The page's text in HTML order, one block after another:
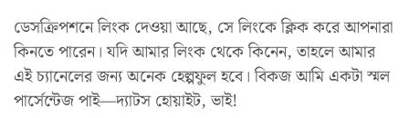
ডেসক্রিপশনে লিংক দেওয়া আছে, সে লিংকে ক্লিক করে আপনারা
কিনতে পারেন। যদি আমার লিংক থেকে কিনেন, তাহলে আমার
এই চ্যানেলের জন্য অনেক হেল্পফুল হবে। বিকজ আমি একটা স্মল
পার্সেন্টেজ পাই—দ্যাটস হোয়াইট, ভাই!